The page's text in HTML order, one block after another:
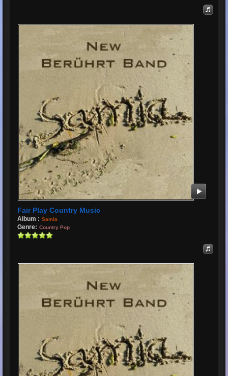
Fair Play Country Music
Album : Samia
Genre: Country Pop